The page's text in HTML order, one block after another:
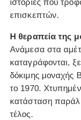
ιστορίες που
επισκεπτών.
Η θεραπεία της
Ανάμεσα στα
καταγράφονται,
δόκιμης μοναχής
το 1970.
κατάσταση
τέλος.